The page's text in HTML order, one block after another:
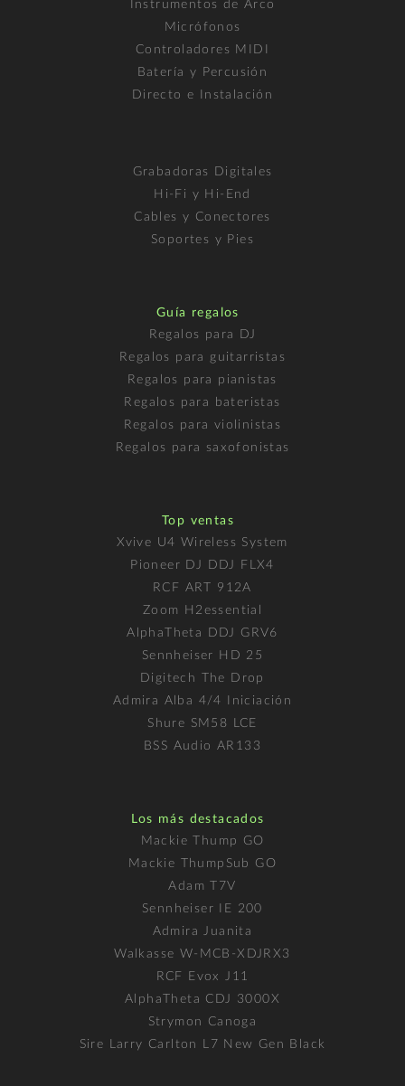
Instrumentos de Arco
Micrófonos
Controladores MIDI
Batería y Percusión
Directo e Instalación
Grabadoras Digitales
Hi-Fi y Hi-End
Cables y Conectores
Soportes y Pies
Guía regalos
Regalos para DJ
Regalos para guitarristas
Regalos para pianistas
Regalos para bateristas
Regalos para violinistas
Regalos para saxofonistas
Top ventas
Xvive U4 Wireless System
Pioneer DJ DDJ FLX4
RCF ART 912A
Zoom H2essential
AlphaTheta DDJ GRV6
Sennheiser HD 25
Digitech The Drop
Admira Alba 4/4 Iniciación
Shure SM58 LCE
BSS Audio AR133
Los más destacados
Mackie Thump GO
Mackie ThumpSub GO
Adam T7V
Sennheiser IE 200
Admira Juanita
Walkasse W-MCB-XDJRX3
RCF Evox J11
AlphaTheta CDJ 3000X
Strymon Canoga
Sire Larry Carlton L7 New Gen Black